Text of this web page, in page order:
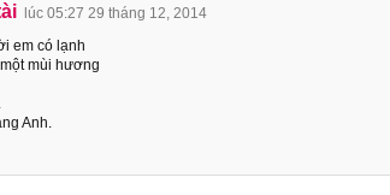
lúc 05:27 29 tháng 12, 2014
em có lạnh
mùi hương
Anh.